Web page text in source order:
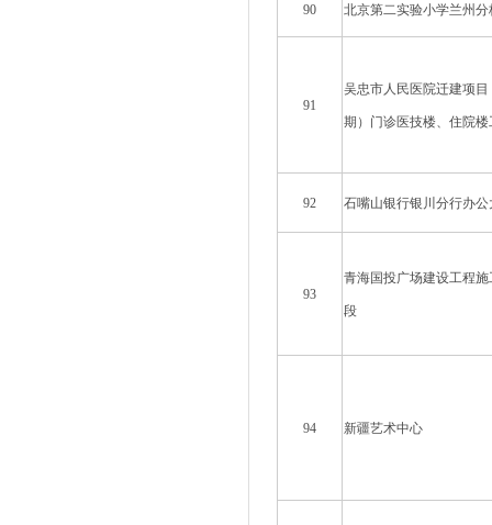
90 北京第二实验小学兰州分
91
吴忠市人民医院迁建项目
期）门诊医技楼、住院楼
92 石嘴山银行银川分行办公
93
青海国投广场建设工程施
段
94 新疆艺术中心